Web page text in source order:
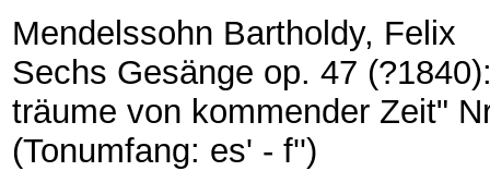
Mendelssohn Bartholdy, Felix
Sechs Gesänge op. 47
träume von kommender Zeit"
(Tonumfang: es' - f'')